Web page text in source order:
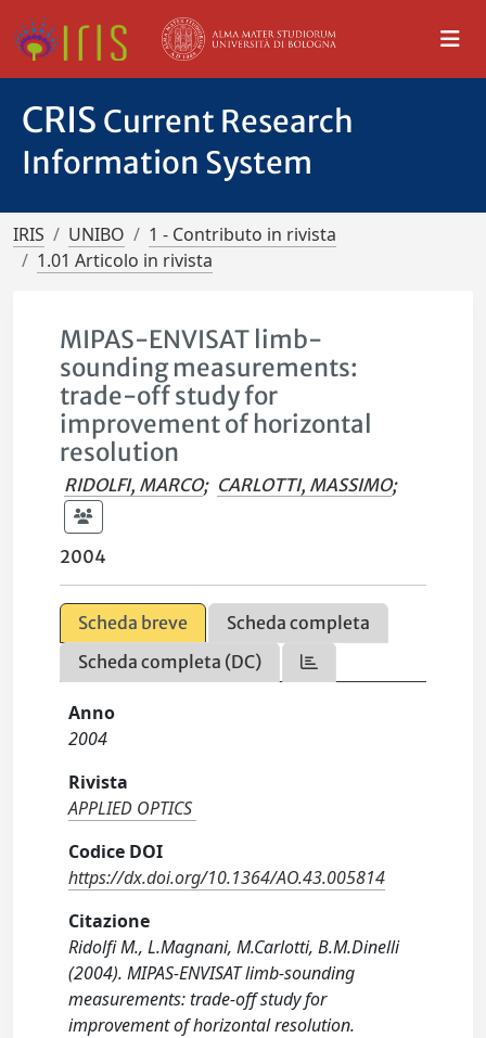
CRIS Current Research
Information System
IRIS UNIBO
1 - Contributo in rivista
1.01 Articolo in rivista
MIPAS-ENVISAT limb-
sounding measurements:
trade-off study for
improvement of horizontal
resolution
RIDOLFI, MARCO; CARLOTTI, MASSIMO;
2004
Scheda breve
Scheda completa
Scheda completa (DC)
Anno
2004
Rivista
APPLIED OPTICS
Codice DOI
https://dx.doi.org/10.1364/AO.43.005814
Citazione
Ridolfi M., L.Magnani, M.Carlotti, B.M.Dinelli
(2004). MIPAS-ENVISAT limb-sounding
measurements: trade-off study for
improvement of horizontal resolution.